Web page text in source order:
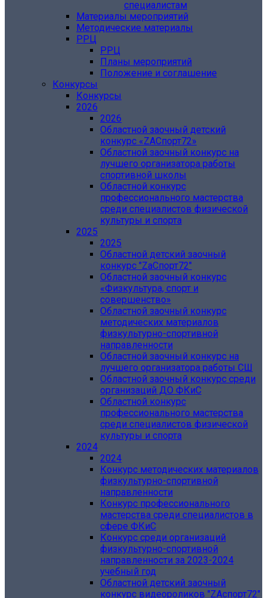
специалистам
Материалы мероприятий
Методические материалы
РРЦ
РРЦ
Планы мероприятий
Положение и соглашение
Конкурсы
Конкурсы
2026
2026
Областной заочный детский
конкурс «ZAСпорт72»
Областной заочный конкурс на
лучшего организатора работы
спортивной школы
Областной конкурс
профессионального мастерства
среди специалистов физической
культуры и спорта
2025
2025
Областной детский заочный
конкурс "ZаСпорт72"
Областной заочный конкурс
«Физкультура, спорт и
совершенство»
Областной заочный конкурс
методических материалов
физкультурно-спортивной
направленности
Областной заочный конкурс на
лучшего организатора работы СШ
Областной заочный конкурс среди
организаций ДО ФКиС
Областной конкурс
профессионального мастерства
среди специалистов физической
культуры и спорта
2024
2024
Конкурс методических материалов
физкультурно-спортивной
направленности
Конкурс профессионального
мастерства среди специалистов в
сфере ФКиС
Конкурс среди организаций
физкультурно-спортивной
направленности за 2023-2024
учебный год
Областной детский заочный
конкурс видеороликов "ZАспорт72"